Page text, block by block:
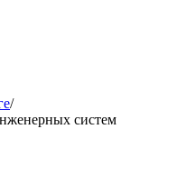
/
систем